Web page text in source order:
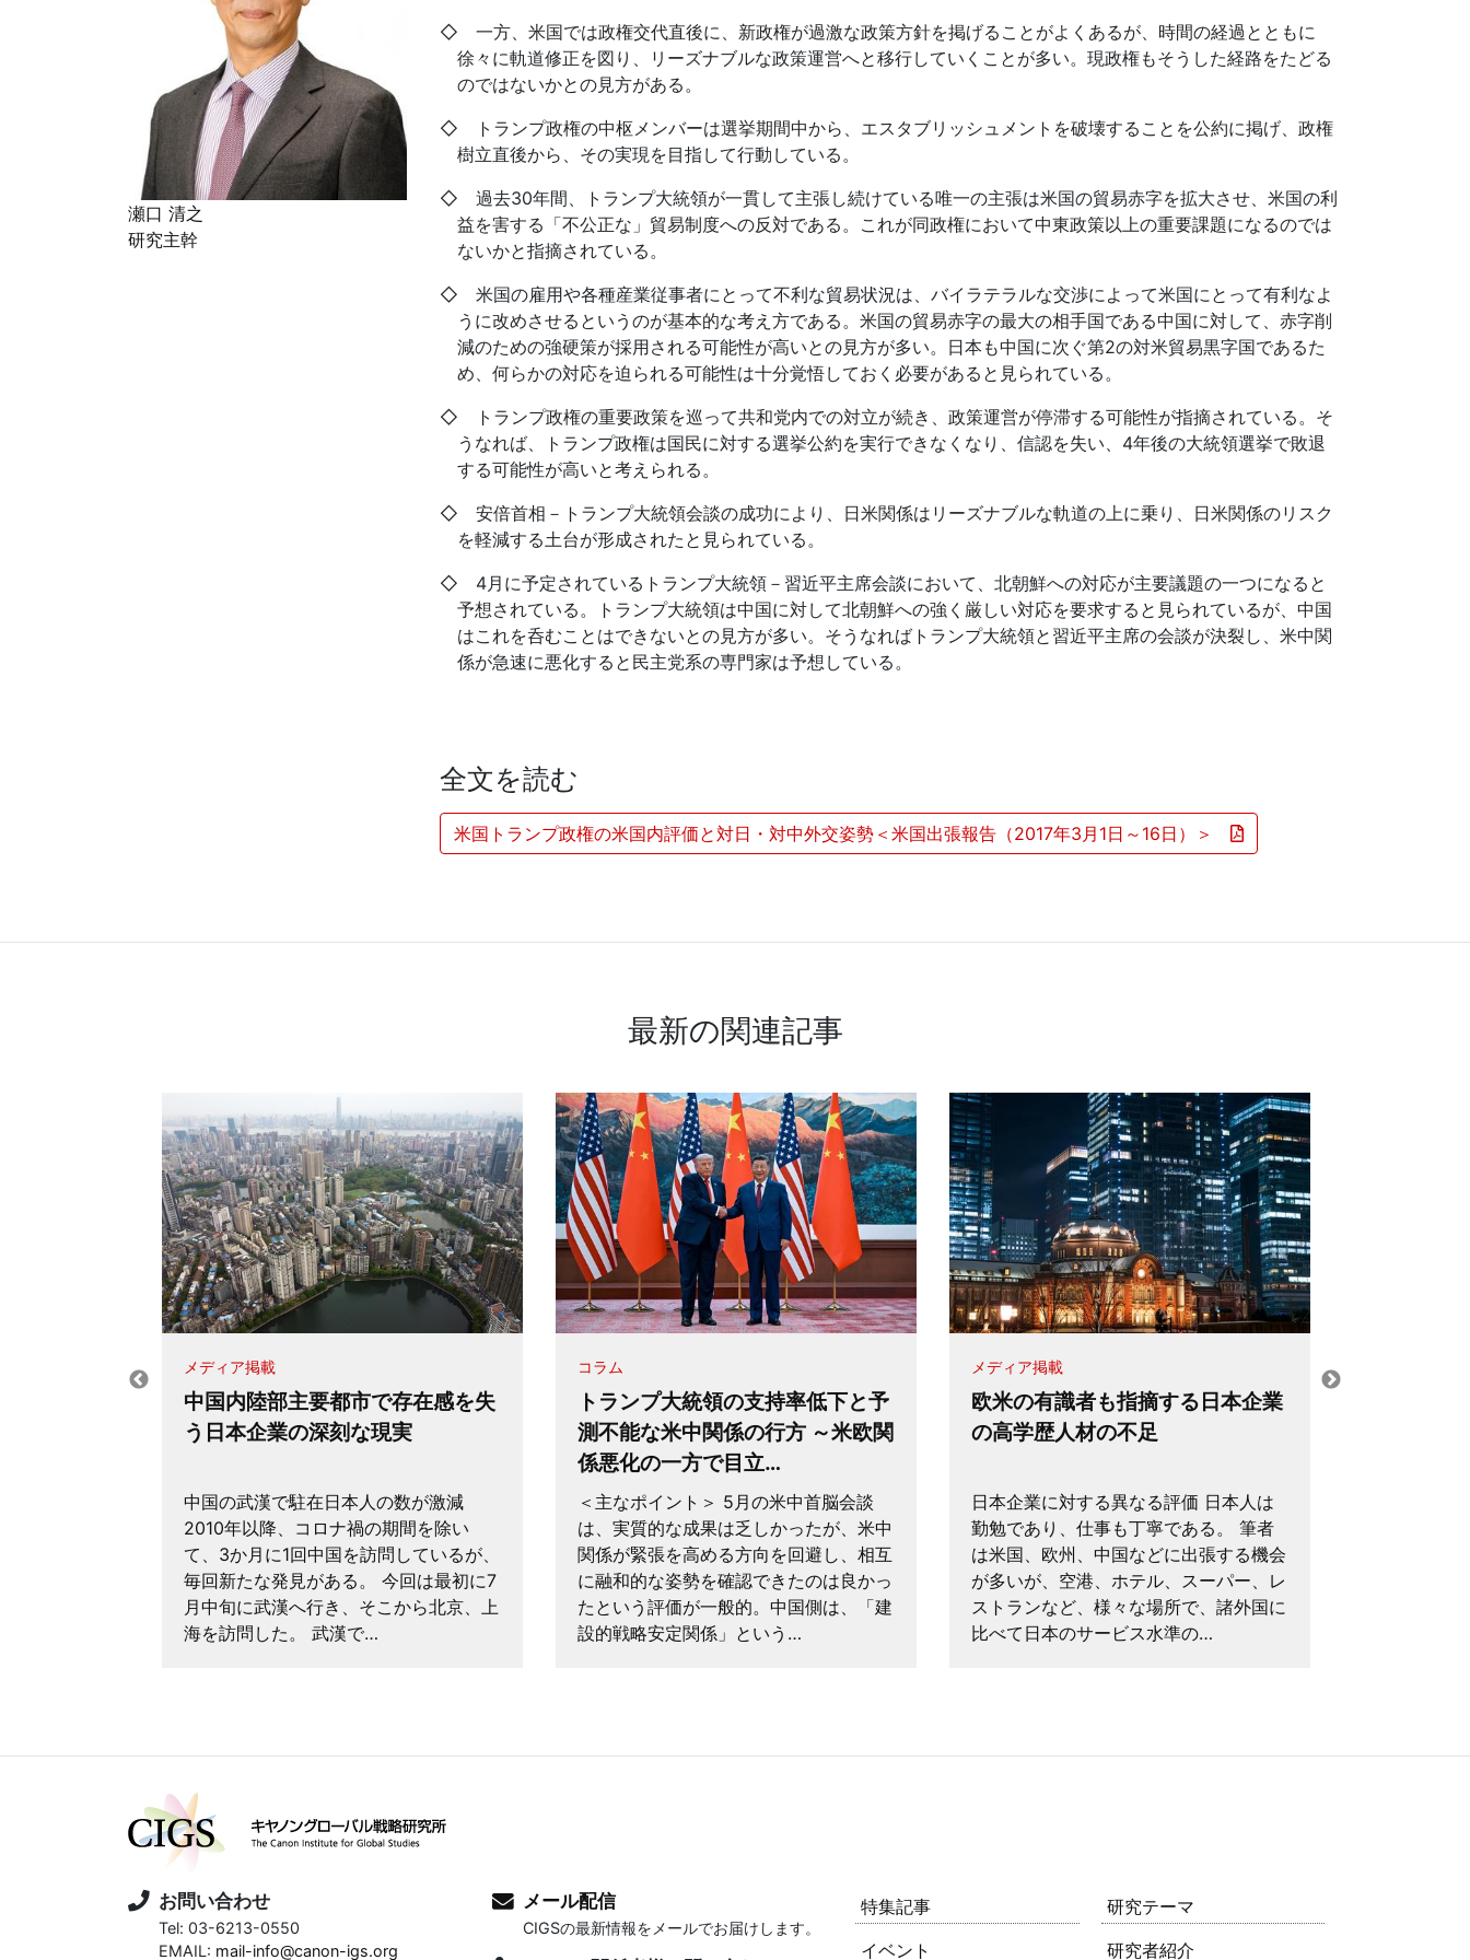
瀬口 清之
研究主幹
◇ 一方、米国では政権交代直後に、新政権が過激な政策方針を掲げることがよくあるが、時間の経過とともに
徐々に軌道修正を図り、リーズナブルな政策運営へと移行していくことが多い。現政権もそうした経路をたどる
のではないかとの見方がある。
◇ トランプ政権の中枢メンバーは選挙期間中から、エスタブリッシュメントを破壊することを公約に掲げ、政権
樹立直後から、その実現を目指して行動している。
◇ 過去30年間、トランプ大統領が一貫して主張し続けている唯一の主張は米国の貿易赤字を拡大させ、米国の利
益を害する「不公正な」貿易制度への反対である。これが同政権において中東政策以上の重要課題になるのでは
ないかと指摘されている。
◇ 米国の雇用や各種産業従事者にとって不利な貿易状況は、バイラテラルな交渉によって米国にとって有利なよ
うに改めさせるというのが基本的な考え方である。米国の貿易赤字の最大の相手国である中国に対して、赤字削
減のための強硬策が採用される可能性が高いとの見方が多い。日本も中国に次ぐ第2の対米貿易黒字国であるた
め、何らかの対応を迫られる可能性は十分覚悟しておく必要があると見られている。
◇ トランプ政権の重要政策を巡って共和党内での対立が続き、政策運営が停滞する可能性が指摘されている。そ
うなれば、トランプ政権は国民に対する選挙公約を実行できなくなり、信認を失い、4年後の大統領選挙で敗退
する可能性が高いと考えられる。
◇ 安倍首相－トランプ大統領会談の成功により、日米関係はリーズナブルな軌道の上に乗り、日米関係のリスク
を軽減する土台が形成されたと見られている。
◇ 4月に予定されているトランプ大統領－習近平主席会談において、北朝鮮への対応が主要議題の一つになると
予想されている。トランプ大統領は中国に対して北朝鮮への強く厳しい対応を要求すると見られているが、中国
はこれを呑むことはできないとの見方が多い。そうなればトランプ大統領と習近平主席の会談が決裂し、米中関
係が急速に悪化すると民主党系の専門家は予想している。
全文を読む
米国トランプ政権の米国内評価と対日・対中外交姿勢＜米国出張報告（2017年3月1日～16日）＞
最新の関連記事
メディア掲載
中国内陸部主要都市で存在感を失
う日本企業の深刻な現実
中国の武漢で駐在日本人の数が激減
2010年以降、コロナ禍の期間を除い
て、3か月に1回中国を訪問しているが、
毎回新たな発見がある。 今回は最初に7
月中旬に武漢へ行き、そこから北京、上
海を訪問した。 武漢で…
コラム
トランプ大統領の支持率低下と予
測不能な米中関係の行方 ～米欧関
係悪化の一方で目立…
＜主なポイント＞ 5月の米中首脳会談
は、実質的な成果は乏しかったが、米中
関係が緊張を高める方向を回避し、相互
に融和的な姿勢を確認できたのは良かっ
たという評価が一般的。中国側は、「建
設的戦略安定関係」という…
メディア掲載
欧米の有識者も指摘する日本企業
の高学歴人材の不足
日本企業に対する異なる評価 日本人は
勤勉であり、仕事も丁寧である。 筆者
は米国、欧州、中国などに出張する機会
が多いが、空港、ホテル、スーパー、レ
ストランなど、様々な場所で、諸外国に
比べて日本のサービス水準の…
お問い合わせ
Tel: 03-6213-0550
EMAIL: mail-info@canon-igs.org
メール配信
CIGSの最新情報をメールでお届けします。
特集記事
研究テーマ
イベント
研究者紹介